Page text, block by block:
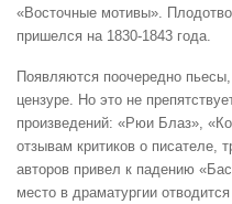
«Восточные мотивы».
пришелся на 1830-1843 года.
Появляются поочередно
цензуре. Но это не
произведений: «Рюи Блаз»,
отзывам критиков о писателе,
авторов привел к падению
место в драматургии